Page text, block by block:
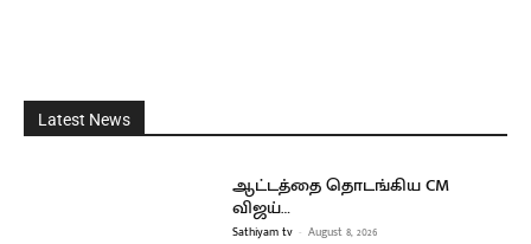
Latest News
ஆட்டத்தை தொடங்கிய CM
விஜய்…
Sathiyam tv - August 8, 2026